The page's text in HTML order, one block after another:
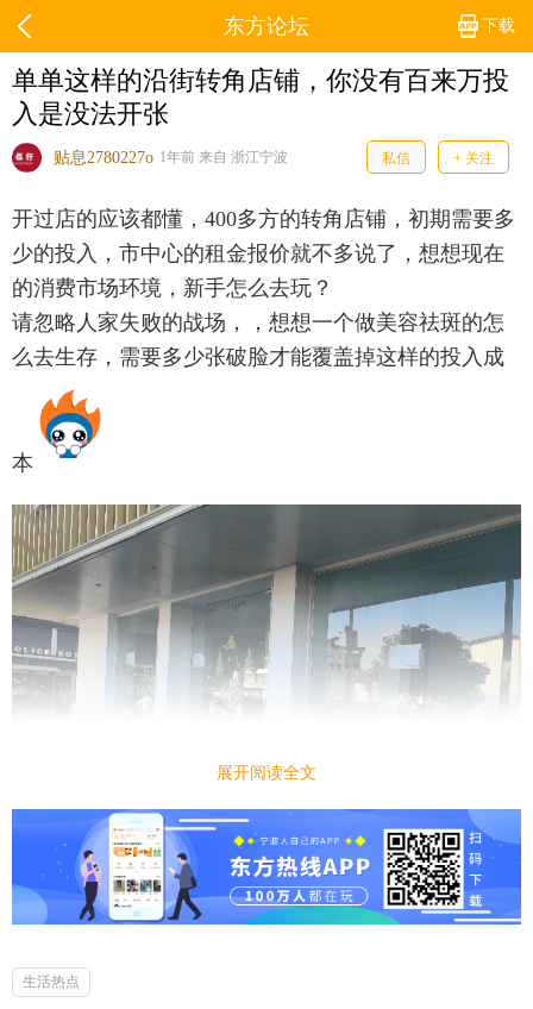
下载
东方论坛
单单这样的沿街转角店铺，你没有百来万投
入是没法开张
贴息2780227o 1年前 来自 浙江宁波 私信 + 关注
开过店的应该都懂，400多方的转角店铺，初期需要多
少的投入，市中心的租金报价就不多说了，想想现在
的消费市场环境，新手怎么去玩？
请忽略人家失败的战场，，想想一个做美容祛斑的怎
么去生存，需要多少张破脸才能覆盖掉这样的投入成
本
展开阅读全文
生活热点